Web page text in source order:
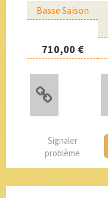
Basse Saison
710,00 €
Signaler
problème